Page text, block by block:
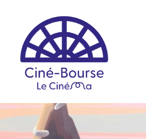
FILMS ET HORAIRES